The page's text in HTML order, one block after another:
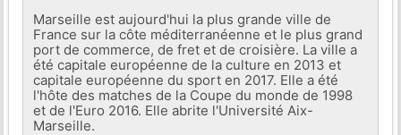
Marseille est aujourd'hui la plus grande ville de
France sur la côte méditerranéenne et le plus grand
port de commerce, de fret et de croisière. La ville a
été capitale européenne de la culture en 2013 et
capitale européenne du sport en 2017. Elle a été
l'hôte des matches de la Coupe du monde de 1998
et de l'Euro 2016. Elle abrite l'Université Aix-
Marseille.